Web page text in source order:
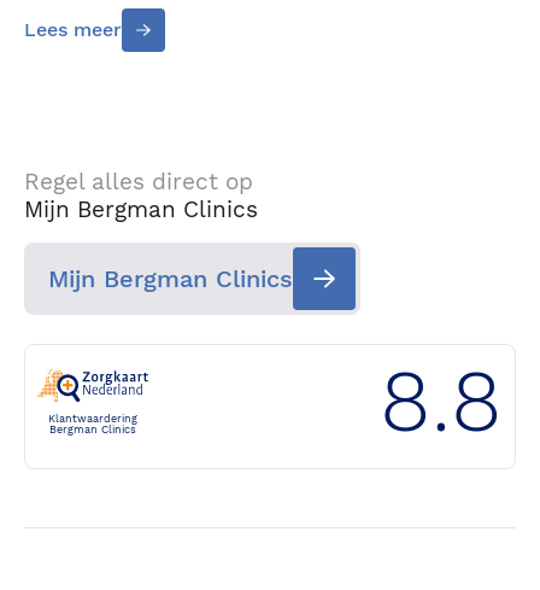
Lees meer
Regel alles direct op
Mijn Bergman Clinics
Mijn Bergman Clinics
Klantwaardering
Bergman Clinics
8.8